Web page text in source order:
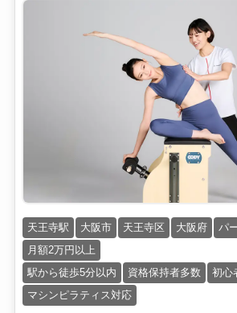
天王寺駅 大阪市 天王寺区 大阪府
パ
月額2万円以上
駅から徒歩5分以内
資格保持者多数
初心
マシンピラティス対応